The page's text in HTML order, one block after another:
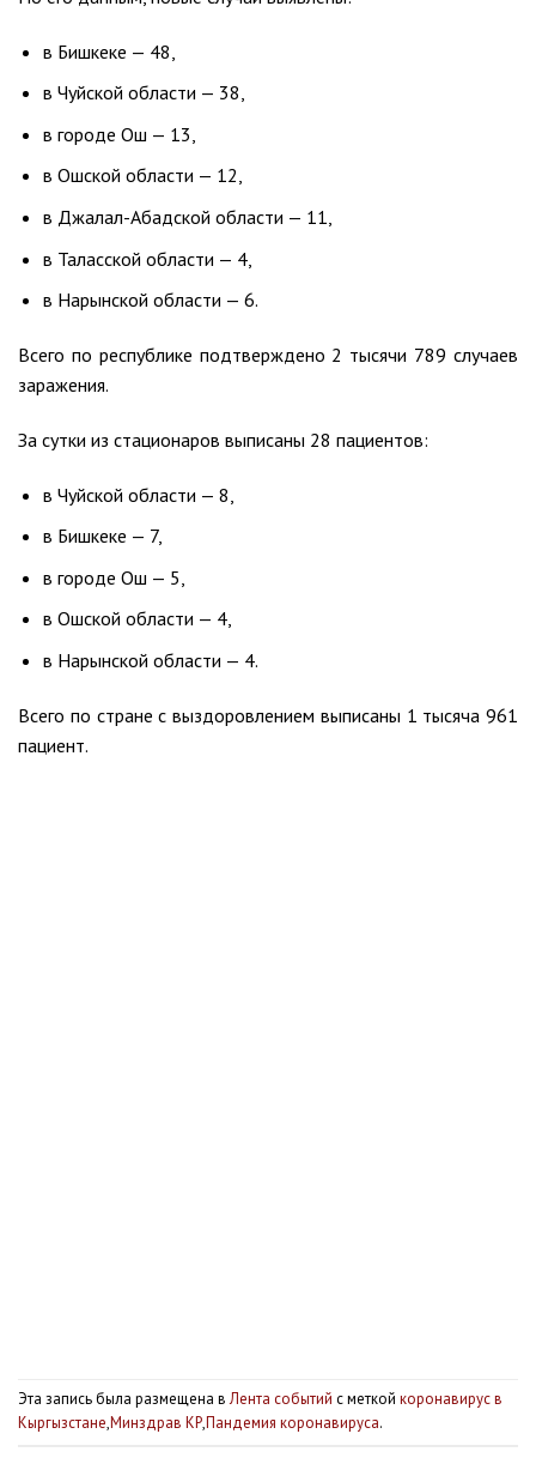
в Бишкеке — 48,
в Чуйской области — 38,
в городе Ош — 13,
в Ошской области — 12,
в Джалал-Абадской области — 11,
в Таласской области — 4,
в Нарынской области — 6.
Всего по республике подтверждено 2 тысячи 789 случаев
заражения.
За сутки из стационаров выписаны 28 пациентов:
в Чуйской области — 8,
в Бишкеке — 7,
в городе Ош — 5,
в Ошской области — 4,
в Нарынской области — 4.
Всего по стране с выздоровлением выписаны 1 тысяча 961
пациент.
Эта запись была размещена вЛента событий с меткой коронавирус в
Кыргызстане,Минздрав КР,Пандемия коронавируса.